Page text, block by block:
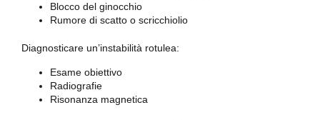
Blocco del ginocchio
Rumore di scatto o scricchiolio
Diagnosticare un’instabilità rotulea:
Esame obiettivo
Radiografie
Risonanza magnetica